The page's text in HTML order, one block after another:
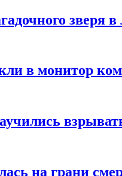
зверя
в монитор
на грани